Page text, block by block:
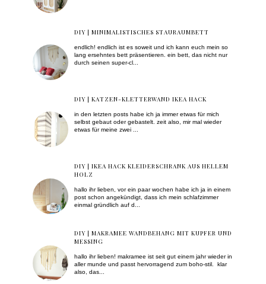
DIY | MINIMALISTISCHES STAURAUMBETT
endlich! endlich ist es soweit und ich kann euch mein so
lang ersehntes bett präsentieren. ein bett, das nicht nur
durch seinen super-cl...
DIY | KATZEN-KLETTERWAND IKEA HACK
in den letzten posts habe ich ja immer etwas für mich
selbst gebaut oder gebastelt. zeit also, mir mal wieder
etwas für meine zwei ...
DIY | IKEA HACK KLEIDERSCHRANK AUS HELLEM
HOLZ
hallo ihr lieben, vor ein paar wochen habe ich ja in einem
post schon angekündigt, dass ich mein schlafzimmer
einmal gründlich auf d...
DIY | MAKRAMEE WANDBEHANG MIT KUPFER UND
MESSING
hallo ihr lieben! makramee ist seit gut einem jahr wieder in
aller munde und passt hervorragend zum boho-stil. klar
also, das...